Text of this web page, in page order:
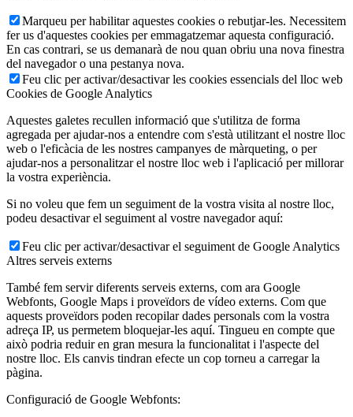
Marqueu per habilitar aquestes cookies o rebutjar-les. Necessitem
fer us d'aquestes cookies per emmagatzemar aquesta configuració.
En cas contrari, se us demanarà de nou quan obriu una nova finestra
del navegador o una pestanya nova.
Feu clic per activar/desactivar les cookies essencials del lloc web
Cookies de Google Analytics
Aquestes galetes recullen informació que s'utilitza de forma
agregada per ajudar-nos a entendre com s'està utilitzant el nostre lloc
web o l'eficàcia de les nostres campanyes de màrqueting, o per
ajudar-nos a personalitzar el nostre lloc web i l'aplicació per millorar
la vostra experiència.
Si no voleu que fem un seguiment de la vostra visita al nostre lloc,
podeu desactivar el seguiment al vostre navegador aquí:
Feu clic per activar/desactivar el seguiment de Google Analytics
Altres serveis externs
També fem servir diferents serveis externs, com ara Google
Webfonts, Google Maps i proveïdors de vídeo externs. Com que
aquests proveïdors poden recopilar dades personals com la vostra
adreça IP, us permetem bloquejar-les aquí. Tingueu en compte que
això podria reduir en gran mesura la funcionalitat i l'aspecte del
nostre lloc. Els canvis tindran efecte un cop torneu a carregar la
pàgina.
Configuració de Google Webfonts: